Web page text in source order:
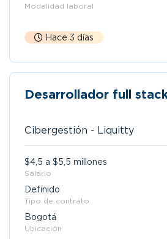
Modalidad laboral
Hace 3 días
Desarrollador full
Cibergestión - Liquitty
$4,5 a $5,5 millones
Salario
Definido
Tipo de contrato
Bogotá
Ubicación